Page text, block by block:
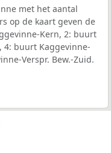
met het aantal
op de kaart geven de
Kern, 2: buurt
4: buurt Kaggevinne-
Verspr. Bew.-Zuid.